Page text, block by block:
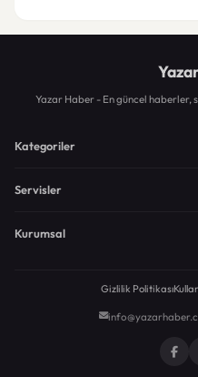
Yazar Haber - En güncel
Kategoriler
Servisler
Kurumsal
Gizlilik Politikası